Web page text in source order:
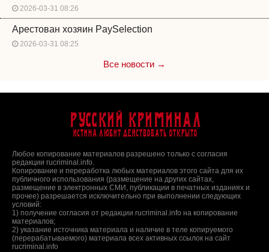
2026-03-31 08:26
Арестован хозяин PaySelection
2026-03-31 08:25
Все новости →
Русский Криминал
Истина любит действовать открыто
Любое копирование материалов разрешено только с согласия
редакции rucriminal.info.
Копирование и переработка любых материалов этого сайта для их
публичного использования (размещение на других сайтах,
размещение в электронных СМИ, публикации в печатных изданиях и
прочее) разрешается исключительно при выполнении следующих
условий:
1) получение согласия от редакции rucriminal.info на копирование
материалов;
2) указание источника материала и наличие в теле копируемого
(перерабатываемого) материала всех активных ссылок на сайт
rucriminal.info